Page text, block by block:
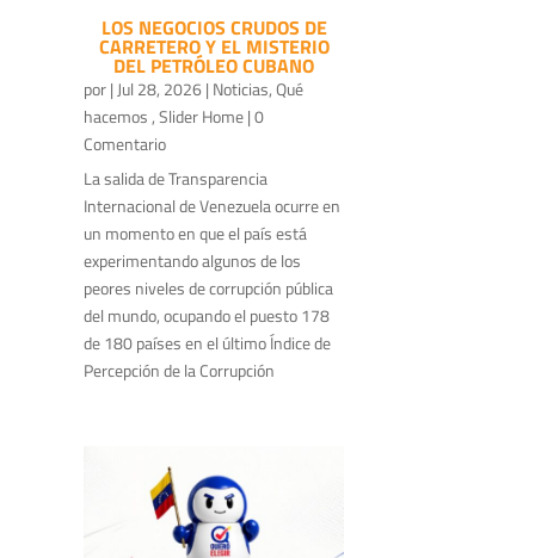
LOS NEGOCIOS CRUDOS DE
CARRETERO Y EL MISTERIO
DEL PETRÓLEO CUBANO
por| Jul 28, 2026| Noticias,Qué
hacemos ,Slider Home| 0
Comentario
La salida de Transparencia
Internacional de Venezuela ocurre en
un momento en que el país está
experimentando algunos de los
peores niveles de corrupción pública
del mundo, ocupando el puesto 178
de 180 países en el último Índice de
Percepción de la Corrupción